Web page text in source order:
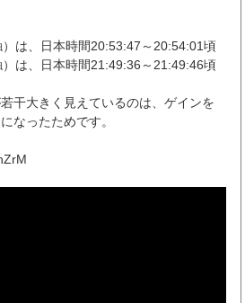
は、日本時間20:53:47～20:54:01頃
は、日本時間21:49:36～21:49:46頃
干大きく見えているのは、ゲインを
なったためです。